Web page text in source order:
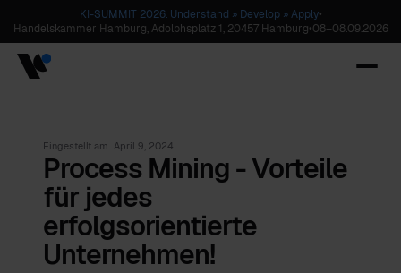
KI-SUMMIT 2026. Understand » Develop » Apply•
Handelskammer Hamburg, Adolphsplatz 1, 20457 Hamburg•08–08.09.2026
Eingestellt am April 9, 2024
Process Mining - Vorteile
für jedes
erfolgsorientierte
Unternehmen!